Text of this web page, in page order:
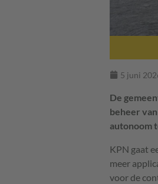
5 juni
De
beheer
autonoom
KPN gaat
meer
voor de